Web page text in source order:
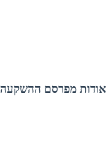
אודות מפרסם ההשקעה